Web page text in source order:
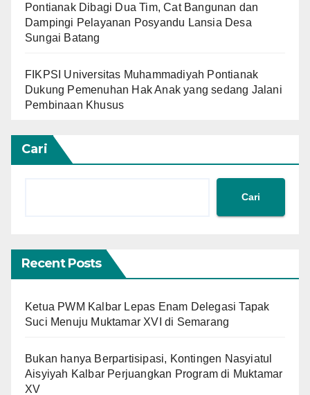
Pontianak Dibagi Dua Tim, Cat Bangunan dan
Dampingi Pelayanan Posyandu Lansia Desa
Sungai Batang
FIKPSI Universitas Muhammadiyah Pontianak
Dukung Pemenuhan Hak Anak yang sedang Jalani
Pembinaan Khusus
Cari
Cari
Recent Posts
Ketua PWM Kalbar Lepas Enam Delegasi Tapak
Suci Menuju Muktamar XVI di Semarang
Bukan hanya Berpartisipasi, Kontingen Nasyiatul
Aisyiyah Kalbar Perjuangkan Program di Muktamar
XV